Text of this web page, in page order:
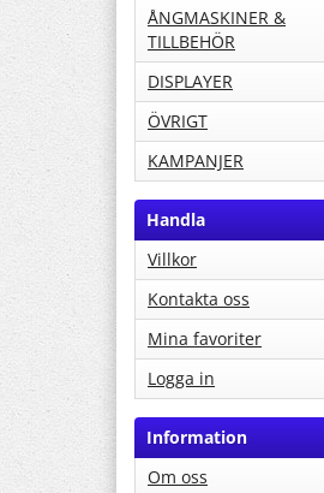
ÅNGMASKINER &
TILLBEHÖR
DISPLAYER
ÖVRIGT
KAMPANJER
Handla
Villkor
Kontakta oss
Mina favoriter
Logga in
Information
Om oss